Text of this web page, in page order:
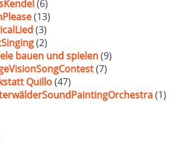
(6)
(13)
(3)
(2)
bauen und spielen(9)
(7)
Quillo(47)
(1)